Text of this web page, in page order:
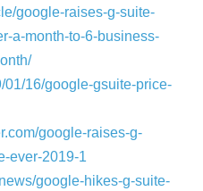
google-raises-g-suite-
a-month-to-6-business-
01/16/google-gsuite-price-
google-raises-g-
ever-2019-1
google-hikes-g-suite-